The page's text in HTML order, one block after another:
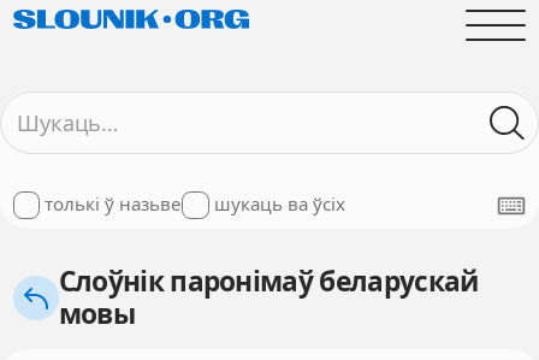
толькі ў назьве шукаць ва ўсіх
Слоўнік паронімаў беларускай
мовы